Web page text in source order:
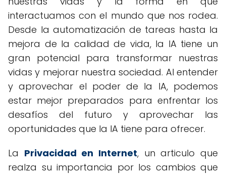
interactuamos con el mundo que nos rodea.
Desde la automatización de tareas hasta la
mejora de la calidad de vida, la IA tiene un
gran potencial para transformar nuestras
vidas y mejorar nuestra sociedad. Al entender
y aprovechar el poder de la IA, podemos
estar mejor preparados para enfrentar los
desafíos del futuro y aprovechar las
oportunidades que la IA tiene para ofrecer.
La Privacidad en Internet, un articulo que
realza su importancia por los cambios que